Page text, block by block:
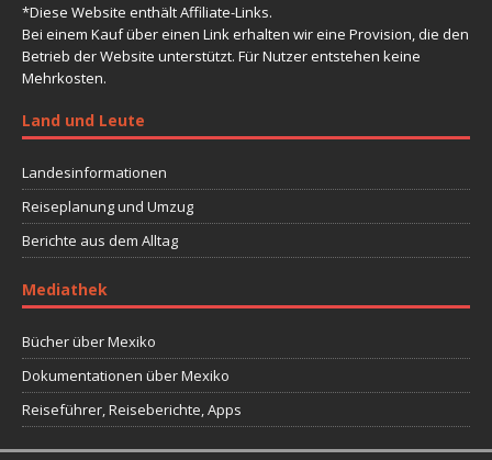
*Diese Website enthält Affiliate-Links.
Bei einem Kauf über einen Link erhalten wir eine Provision, die den
Betrieb der Website unterstützt. Für Nutzer entstehen keine
Mehrkosten.
Land und Leute
Landesinformationen
Reiseplanung und Umzug
Berichte aus dem Alltag
Mediathek
Bücher über Mexiko
Dokumentationen über Mexiko
Reiseführer, Reiseberichte, Apps